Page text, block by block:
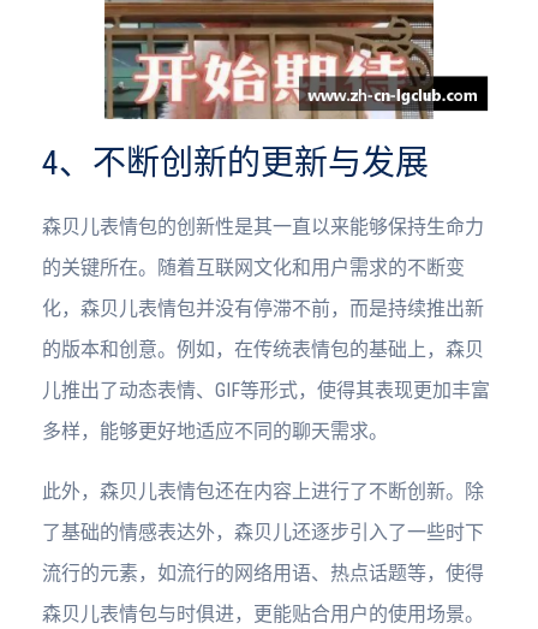
4、不断创新的更新与发展
森贝儿表情包的创新性是其一直以来能够保持生命力
的关键所在。随着互联网文化和用户需求的不断变
化，森贝儿表情包并没有停滞不前，而是持续推出新
的版本和创意。例如，在传统表情包的基础上，森贝
儿推出了动态表情、GIF等形式，使得其表现更加丰富
多样，能够更好地适应不同的聊天需求。
此外，森贝儿表情包还在内容上进行了不断创新。除
了基础的情感表达外，森贝儿还逐步引入了一些时下
流行的元素，如流行的网络用语、热点话题等，使得
森贝儿表情包与时俱进，更能贴合用户的使用场景。